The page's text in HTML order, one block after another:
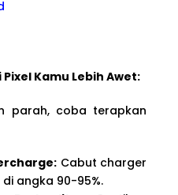
Kamu Lebih Awet:
parah, coba terapkan
Cabut charger
angka 90-95%.